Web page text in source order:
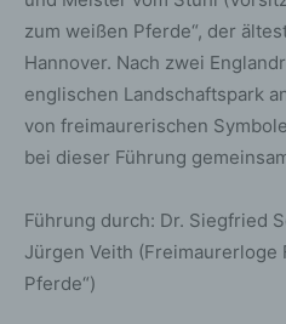
zum weißen Pferde“, der
Hannover. Nach zwei
englischen Landschaftspark
von freimaurerischen
bei dieser Führung
Führung durch: Dr. Siegfried
Jürgen Veith
Pferde“)